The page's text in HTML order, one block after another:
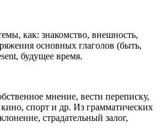
как: знакомство, внешность,
основных глаголов (быть,
будущее время.
мнение, вести переписку,
спорт и др. Из грамматических
страдательный залог,